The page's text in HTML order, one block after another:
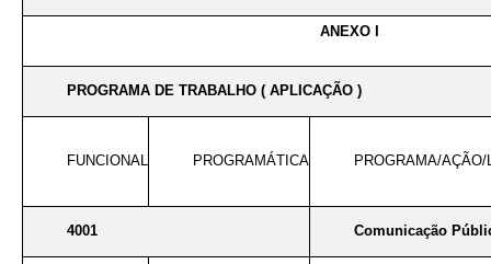
ANEXO I
PROGRAMA DE TRABALHO ( APLICAÇÃO )
FUNCIONAL PROGRAMÁTICA PROGRAMA/
4001 Comunicação